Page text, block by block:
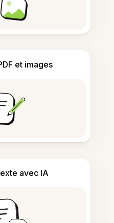
et images
avec IA